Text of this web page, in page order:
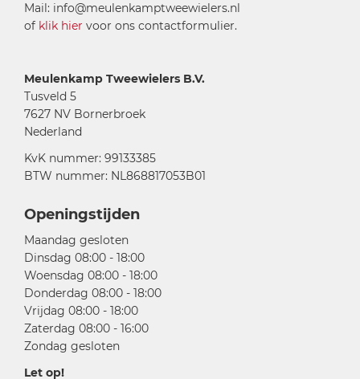
Mail: info@meulenkamptweewielers.nl
of klik hier voor ons contactformulier.
Meulenkamp Tweewielers B.V.
Tusveld 5
7627 NV Bornerbroek
Nederland
KvK nummer: 99133385
BTW nummer: NL868817053B01
Openingstijden
Maandag gesloten
Dinsdag 08:00 - 18:00
Woensdag 08:00 - 18:00
Donderdag 08:00 - 18:00
Vrijdag 08:00 - 18:00
Zaterdag 08:00 - 16:00
Zondag gesloten
Let op!